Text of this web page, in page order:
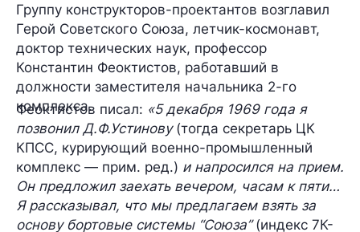
Группу конструкторов-проектантов возглавил
Герой Советского Союза, летчик-космонавт,
доктор технических наук, профессор
Константин Феоктистов, работавший в
должности заместителя начальника 2-го
комплекса.
Феоктистов писал: «5 декабря 1969 года я
позвонил Д.Ф.Устинову (тогда секретарь ЦК
КПСС, курирующий военно-промышленный
комплекс — прим. ред.) и напросился на прием.
Он предложил заехать вечером, часам к пяти…
Я рассказывал, что мы предлагаем взять за
основу бортовые системы “Союза”(индекс 7К-